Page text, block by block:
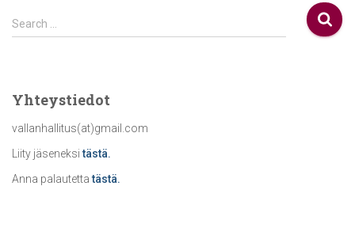
S
e
h
r
:
Search …
Yhteystiedot
vallanhallitus(at)gmail.com
Liity jäseneksitästä.
Anna palautettatästä.